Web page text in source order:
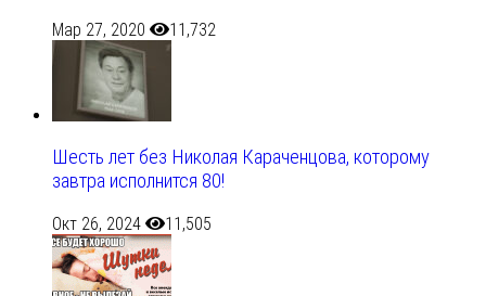
Мар 27, 2020 11,732
Шесть лет без Николая Караченцова, которому
завтра исполнится 80!
Окт 26, 2024 11,505